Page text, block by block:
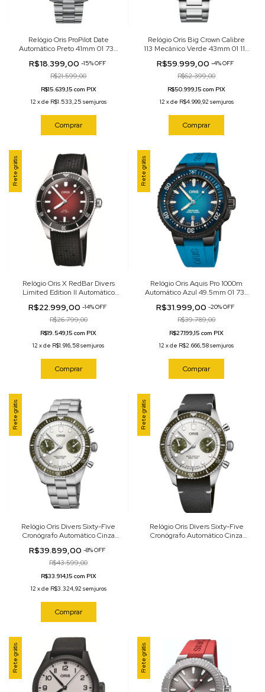
Relógio Oris ProPilot Date
Automático Preto 41mm 01 733
R$18.399,00 -15%OFF
R$21.599,00
R$15.639,15 com PIX
12 xde R$1.533,25 sem juros
Comprar
Relógio Oris Big Crown Calibre
113 Mecânico Verde 43mm 01 113
R$59.999,00-4%OFF
R$62.399,00
R$50.999,15 com PIX
12 xde R$4.999,92 sem juros
Comprar
Frete grátis
Relógio Oris X RedBar Divers
Limited Edition II Automático
4018-Set
R$22.999,00 -14%OFF
R$26.799,00
R$19.549,15 com PIX
12 xde R$1.916,58sem juros
Comprar
Frete grátis
Relógio Oris Aquis Pro 1000m
Automático Azul 49.5mm 01 733
R$31.999,00-20%OFF
R$39.789,00
R$27.199,15 com PIX
12 xde R$2.666,58sem juros
Comprar
Frete grátis
Relógio Oris Divers Sixty-Five
Cronógrafo Automático Cinza
18
R$39.899,00-8%OFF
R$43.599,00
R$33.914,15 com PIX
12 xde R$3.324,92 sem juros
Comprar
Frete grátis
Relógio Oris Divers Sixty-Five
Cronógrafo Automático Cinza
Frete grátis Frete grátis